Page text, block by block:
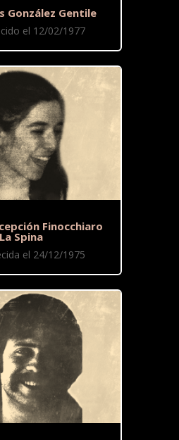
González Gentile
el 12/02/1977
Finocchiaro
La Spina
el 24/12/1975